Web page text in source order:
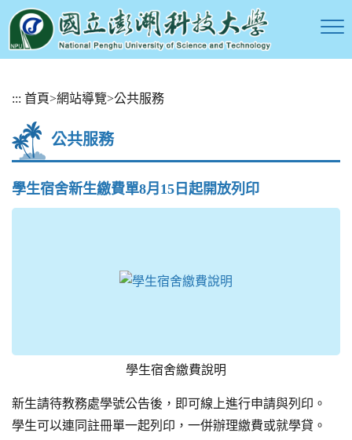
::: 首頁>網站導覽>公共服務
公共服務
學生宿舍新生繳費單8月15日起開放列印
學生宿舍繳費說明
新生請待教務處學號公告後，即可線上進行申請與列印。
學生可以連同註冊單一起列印，一併辦理繳費或就學貸。